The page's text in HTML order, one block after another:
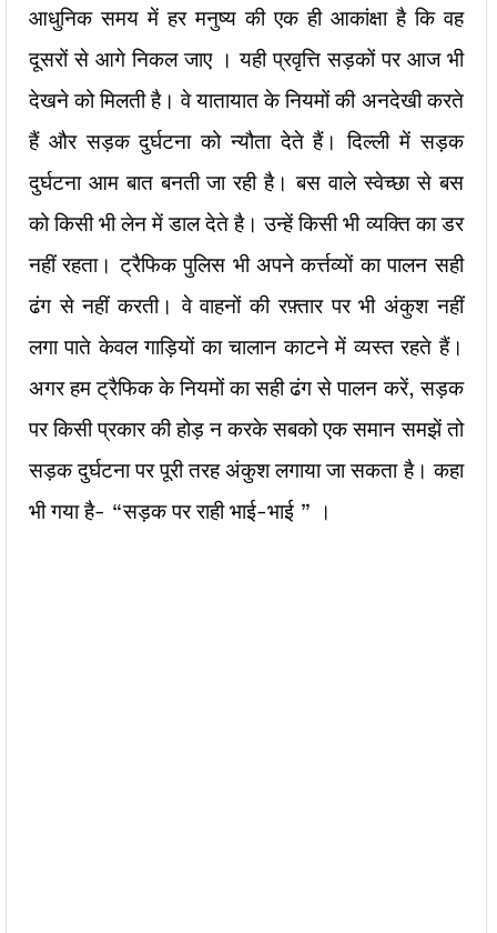
आधुनिक समय में हर मनुष्य की एक ही आकांक्षा है कि वह
दूसरों से आगे निकल जाए । यही प्रवृत्ति सड़कों पर आज भी
देखने को मिलती है। वे यातायात के नियमों की अनदेखी करते
हैं और सड़क दुर्घटना को न्यौता देते हैं। दिल्ली में सड़क
दुर्घटना आम बात बनती जा रही है। बस वाले स्वेच्छा से बस
को किसी भी लेन में डाल देते है। उन्हें किसी भी व्यक्ति का डर
नहीं रहता। ट्रैफिक पुलिस भी अपने कर्त्तव्यों का पालन सही
ढंग से नहीं करती। वे वाहनों की रफ़्तार पर भी अंकुश नहीं
लगा पाते केवल गाड़ियों का चालान काटने में व्यस्त रहते हैं।
अगर हम ट्रैफिक के नियमों का सही ढंग से पालन करें, सड़क
पर किसी प्रकार की होड़ न करके सबको एक समान समझें तो
सड़क दुर्घटना पर पूरी तरह अंकुश लगाया जा सकता है। कहा
भी गया है- “सड़क पर राही भाई-भाई ” ।